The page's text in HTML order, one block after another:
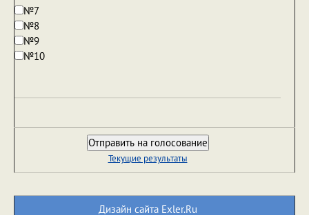
№7
№8
№9
№10
Текущие результаты
Дизайн сайта Exler.Ru